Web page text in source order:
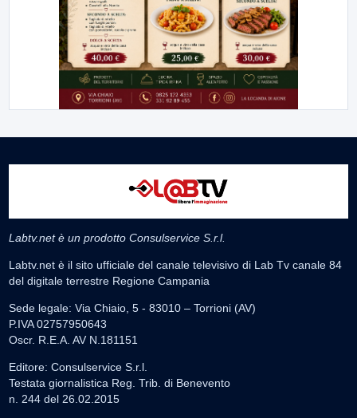
Labtv.net è un prodotto Consulservice S.r.l.
Labtv.net è il sito ufficiale del canale televisivo di Lab Tv canale 84
del digitale terrestre Regione Campania
Sede legale: Via Chiaio, 5 - 83010 – Torrioni (AV)
P.IVA 02757950643
Oscr. R.E.A. AV N.181151
Editore: Consulservice S.r.l.
Testata giornalistica Reg. Trib. di Benevento
n. 244 del 26.02.2015